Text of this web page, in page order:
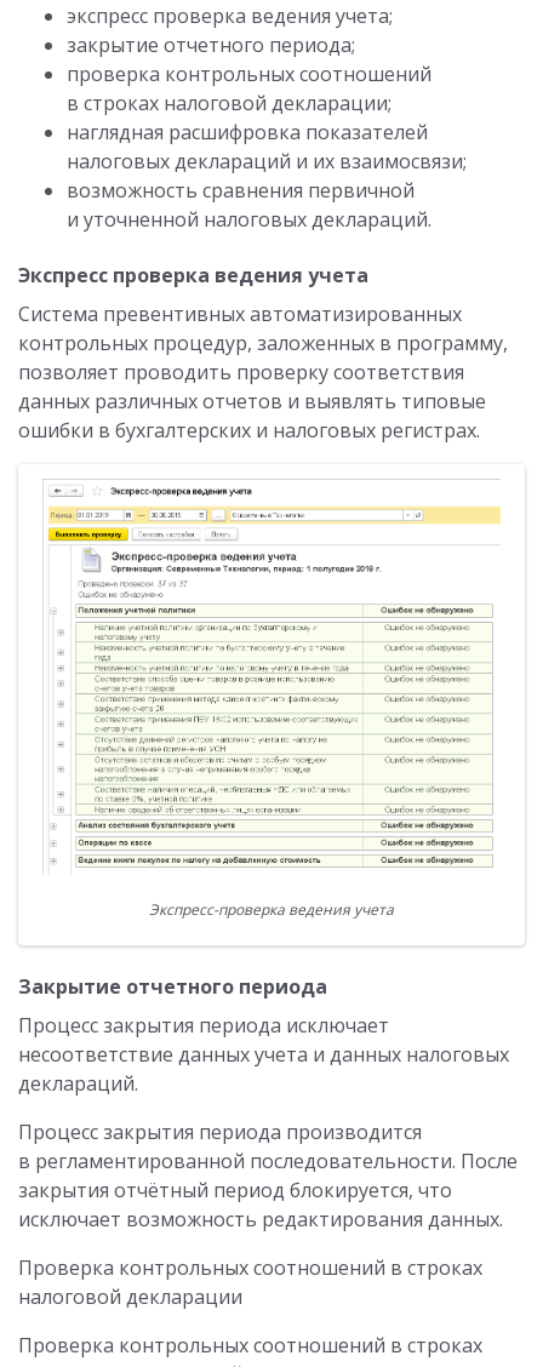
экспресс проверка ведения учета;
закрытие отчетного периода;
проверка контрольных соотношений
в строках налоговой декларации;
наглядная расшифровка показателей
налоговых деклараций и их взаимосвязи;
возможность сравнения первичной
и уточненной налоговых деклараций.
Экспресс проверка ведения учета
Система превентивных автоматизированных
контрольных процедур, заложенных в программу,
позволяет проводить проверку соответствия
данных различных отчетов и выявлять типовые
ошибки в бухгалтерских и налоговых регистрах.
Экспресс-проверка ведения учета
Закрытие отчетного периода
Процесс закрытия периода исключает
несоответствие данных учета и данных налоговых
деклараций.
Процесс закрытия периода производится
в регламентированной последовательности. После
закрытия отчётный период блокируется, что
исключает возможность редактирования данных.
Проверка контрольных соотношений в строках
налоговой декларации
Проверка контрольных соотношений в строках